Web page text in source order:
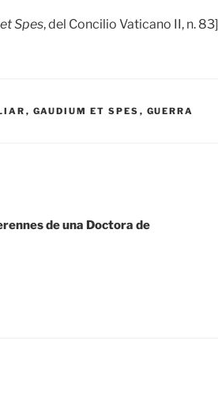
Spes, del Concilio Vaticano II, n. 83]
, GAUDIUM ET SPES , GUERRA
de una Doctora de